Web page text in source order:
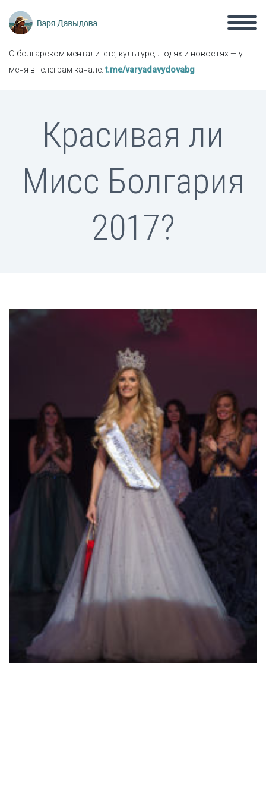
О болгарском менталитете, культуре, людях и новостях — у
меня в телеграм канале:t.me/varyadavydovabg
Красивая ли
Мисс Болгария
2017?